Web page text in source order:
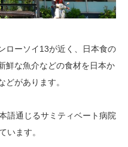
ローソイ13が近く、日本食の
鮮な魚介などの食材を日本か
どがあります。
語通じるサミティベート病院
います。